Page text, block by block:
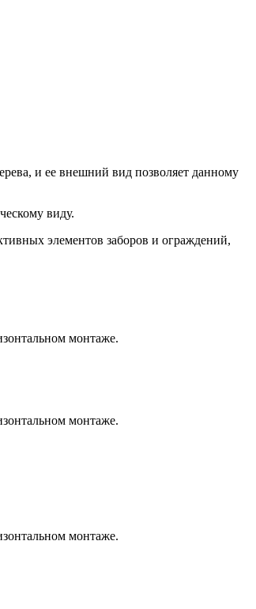
и ее внешний вид позволяет данному
виду.
элементов заборов и ограждений,
монтаже.
монтаже.
монтаже.